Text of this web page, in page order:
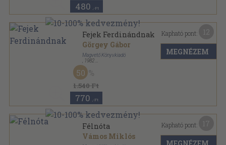
480 ,-Ft
Fejek Ferdinándnak
Görgey Gábor
Magvető Könyvkiadó
1982
Ragasztott kemény kötés
1.540 Ft
50
770 ,-Ft
Kapható pont:
MEGNÉZEM
Félnóta
Vámos Miklós
Kapható pont: